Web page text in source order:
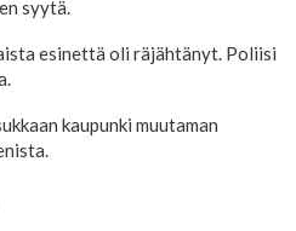
syytä.
esinettä oli räjähtänyt. Poliisi
kaupunki muutaman